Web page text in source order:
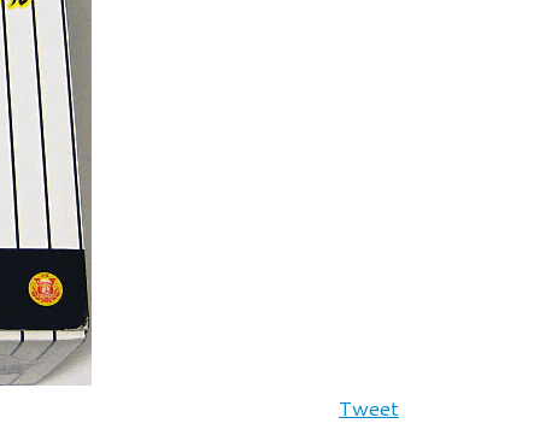
Tweet